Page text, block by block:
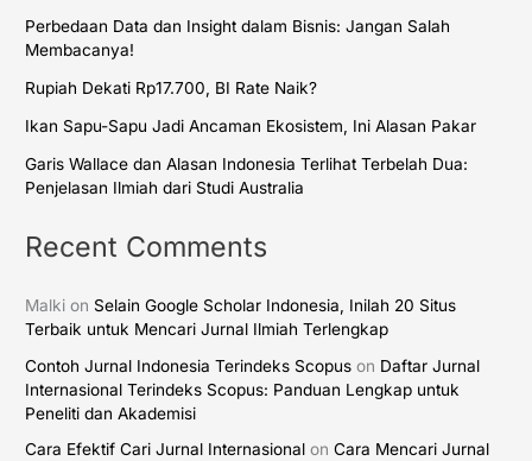
Perbedaan Data dan Insight dalam Bisnis: Jangan Salah
Membacanya!
Rupiah Dekati Rp17.700, BI Rate Naik?
Ikan Sapu-Sapu Jadi Ancaman Ekosistem, Ini Alasan Pakar
Garis Wallace dan Alasan Indonesia Terlihat Terbelah Dua:
Penjelasan Ilmiah dari Studi Australia
Recent Comments
Malki onSelain Google Scholar Indonesia, Inilah 20 Situs
Terbaik untuk Mencari Jurnal Ilmiah Terlengkap
Contoh Jurnal Indonesia Terindeks Scopus on Daftar Jurnal
Internasional Terindeks Scopus: Panduan Lengkap untuk
Peneliti dan Akademisi
Cara Efektif Cari Jurnal Internasional onCara Mencari Jurnal